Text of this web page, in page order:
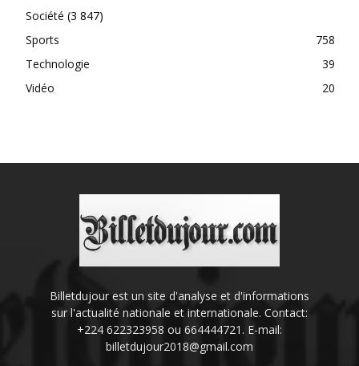
Société (3 847)
Sports
758
Technologie
39
Vidéo
20
Billetdujour est un site d'analyse et d'informations
sur l'actualité nationale et internationale. Contact:
+224 622323958 ou 664444721. E-mail:
billetdujour2018@gmail.com